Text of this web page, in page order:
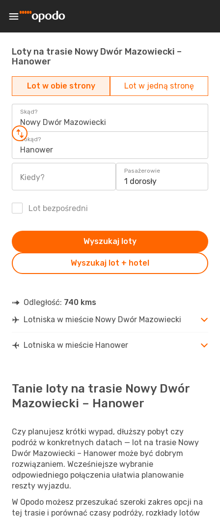
Loty na trasie Nowy Dwór Mazowiecki –
Hanower
Lot w obie strony Lot w jedną stronę
Skąd?
Nowy Dwór Mazowiecki
Dokąd?
Hanower
Kiedy?
Pasażerowie
1 dorosły
Lot bezpośredni
Wyszukaj lot + hotel
Wyszukaj loty
Odległość: 740 kms
Lotniska w mieście Nowy Dwór Mazowiecki
Lotniska w mieście Hanower
Tanie loty na trasie Nowy Dwór
Mazowiecki – Hanower
Czy planujesz krótki wypad, dłuższy pobyt czy
podróż w konkretnych datach — lot na trasie Nowy
Dwór Mazowiecki – Hanower może być dobrym
rozwiązaniem. Wcześniejsze wybranie
odpowiedniego połączenia ułatwia planowanie
reszty wyjazdu.
W Opodo możesz przeszukać szeroki zakres opcji na
tej trasie i porównać czasy podróży, rozkłady lotów